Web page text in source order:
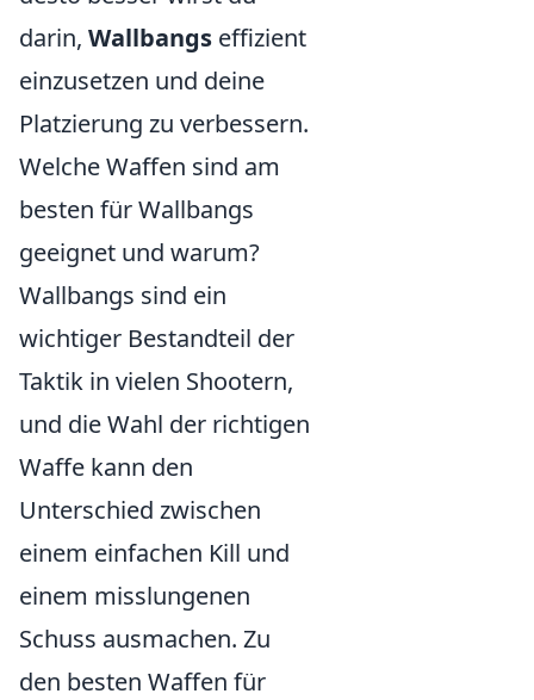
darin, Wallbangs effizient
einzusetzen und deine
Platzierung zu verbessern.
Welche Waffen sind am
besten für Wallbangs
geeignet und warum?
Wallbangs sind ein
wichtiger Bestandteil der
Taktik in vielen Shootern,
und die Wahl der richtigen
Waffe kann den
Unterschied zwischen
einem einfachen Kill und
einem misslungenen
Schuss ausmachen. Zu
den besten Waffen für